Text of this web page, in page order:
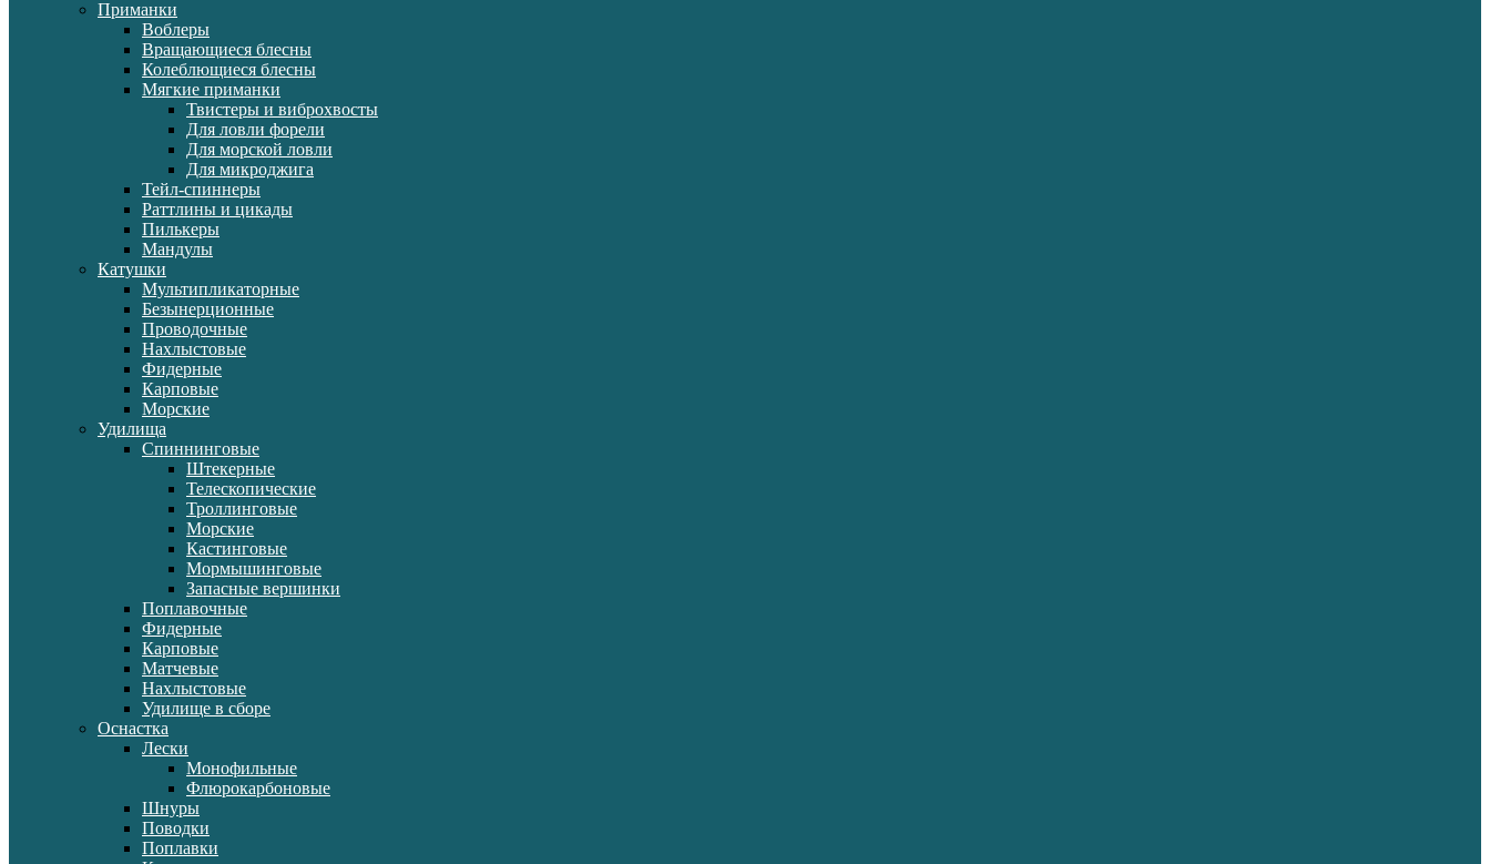
Приманки
Воблеры
Вращающиеся блесны
Колеблющиеся блесны
Мягкие приманки
Твистеры и виброхвосты
Для ловли форели
Для морской ловли
Для микроджига
Тейл-спиннеры
Раттлины и цикады
Пилькеры
Мандулы
Катушки
Мультипликаторные
Безынерционные
Проводочные
Нахлыстовые
Фидерные
Карповые
Морские
Удилища
Спиннинговые
Штекерные
Телескопические
Троллинговые
Морские
Кастинговые
Мормышинговые
Запасные вершинки
Поплавочные
Фидерные
Карповые
Матчевые
Нахлыстовые
Удилище в сборе
Оснастка
Лески
Монофильные
Флюрокарбоновые
Шнуры
Поводки
Поплавки